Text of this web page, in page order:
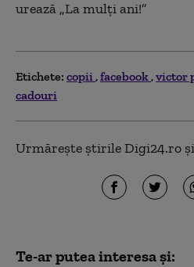
urează „La mulți ani!”
Etichete: copii facebook victor
cadouri
Urmărește știrile Digi24.ro
Te-ar putea interesa și: